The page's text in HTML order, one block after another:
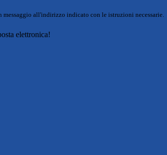
messaggio all'indirizzo indicato con le istruzioni necessarie.
elettronica!